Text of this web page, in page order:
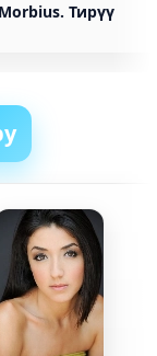
Тирүү